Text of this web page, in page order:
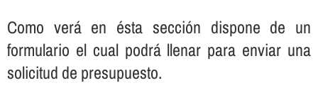
Como verá en ésta sección dispone de un
formulario el cual podrá llenar para enviar una
solicitud de presupuesto.